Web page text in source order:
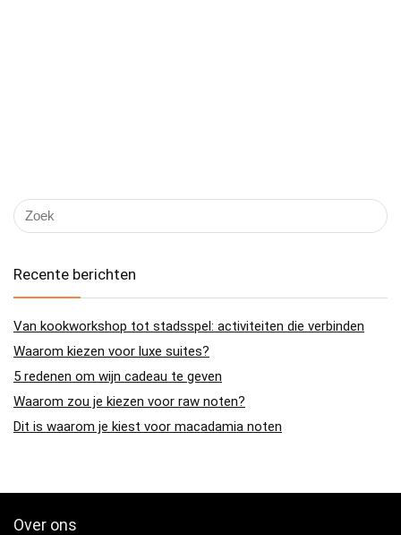
Recente berichten
Van kookworkshop tot stadsspel: activiteiten die verbinden
Waarom kiezen voor luxe suites?
5 redenen om wijn cadeau te geven
Waarom zou je kiezen voor raw noten?
Dit is waarom je kiest voor macadamia noten
Over ons